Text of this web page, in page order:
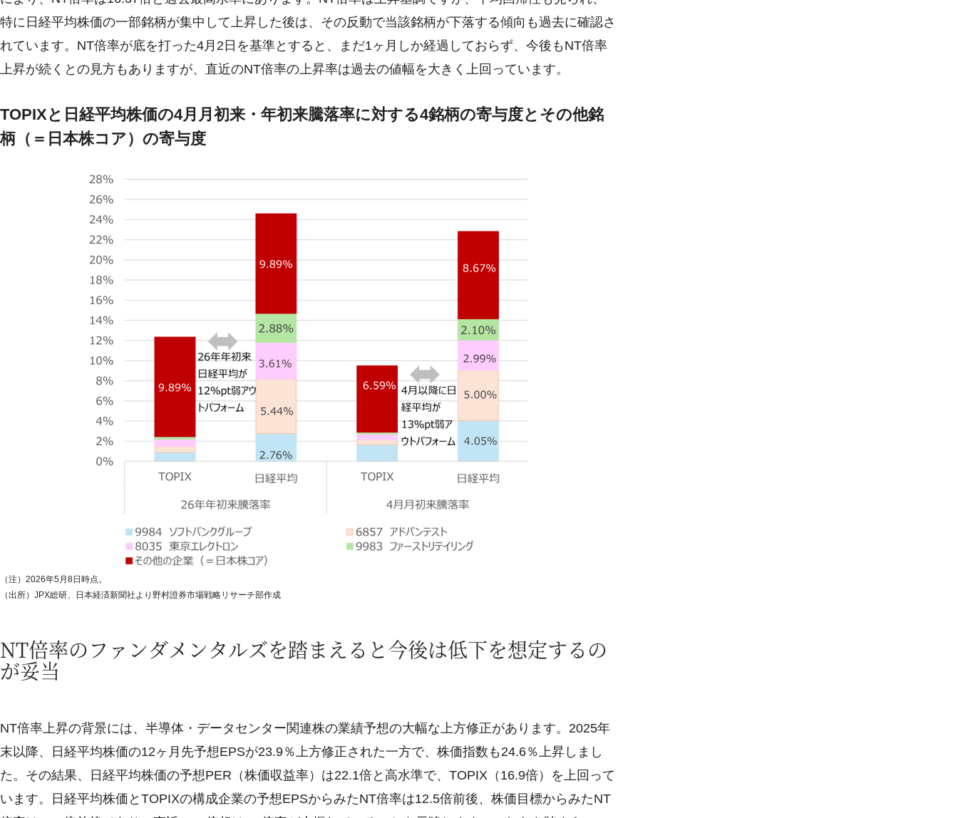
特に日経平均株価の一部銘柄が集中して上昇した後は、その反動で当該銘柄が下落する傾向も過去に確認さ
れています。NT倍率が底を打った4月2日を基準とすると、まだ1ヶ月しか経過しておらず、今後もNT倍率
上昇が続くとの見方もありますが、直近のNT倍率の上昇率は過去の値幅を大きく上回っています。
TOPIXと日経平均株価の4月月初来・年初来騰落率に対する4銘柄の寄与度とその他銘
柄（＝日本株コア）の寄与度
（注）2026年5月8日時点。
（出所）JPX総研、日本経済新聞社より野村證券市場戦略リサーチ部作成
NT倍率のファンダメンタルズを踏まえると今後は低下を想定するの
が妥当
NT倍率上昇の背景には、半導体・データセンター関連株の業績予想の大幅な上方修正があります。2025年
末以降、日経平均株価の12ヶ月先予想EPSが23.9％上方修正された一方で、株価指数も24.6％上昇しまし
た。その結果、日経平均株価の予想PER（株価収益率）は22.1倍と高水準で、TOPIX（16.9倍）を上回って
います。日経平均株価とTOPIXの構成企業の予想EPSからみたNT倍率は12.5倍前後、株価目標からみたNT